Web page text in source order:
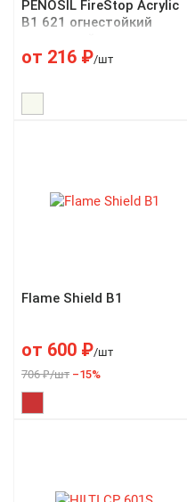
PENOSIL FireStop Acrylic
B1 621 огнестойкий
от 216 ₽/шт
Flame Shield B1
от 600 ₽/шт
706 ₽/шт –15%